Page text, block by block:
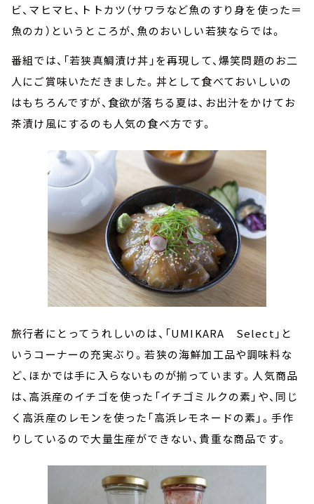
ビ、マヒマヒ、トトカツ（サワラなど魚のすり身を使った＝
魚のカ）というところが、魚のおいしい若狭ならでは。
番組では、「若狭真鯛漬け丼」を再現して、爆笑問題のお二
人にご賞味いただきました。丼として食べておいしいの
はもちろんですが、食欲が落ちる夏は、お出汁をかけてお
茶漬け風にするのも人気の食べ方です。
旅行者にとってうれしいのは、「UMIKARA Select」と
いうコーナーの充実ぶり。若狭の海鮮加工品や調味料な
ど、ほかでは手に入らないものが揃っています。人気商品
は、高浜産のイチゴを使った「イチゴミルクの素」や、同じ
く高浜産のレモンを使った「高浜レモネードの素」。手作
りしているので大量生産ができない、貴重な商品です。